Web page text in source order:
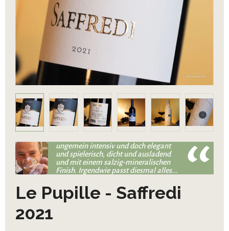
ungemein intensiv und doch elegant
und spielerisch, dicht und ausladend
und mit einem salzig-mineralischen
Finish. Irgendwie passt diesmal alles...
Le Pupille - Saffredi
2021